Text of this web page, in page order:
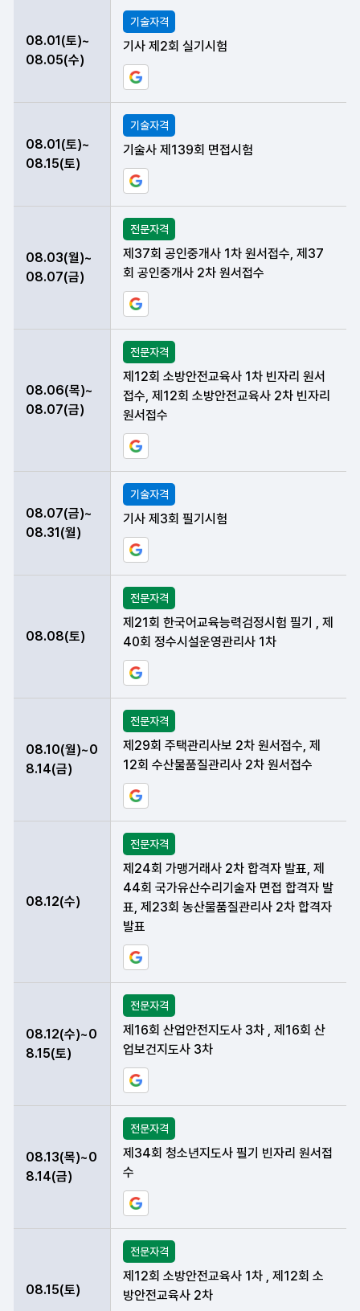
08.01(토)~
08.05(수)
기술자격
기사 제2회 실기시험
구글 일정에 현재 데이터 등록하기
08.01(토)~
08.15(토)
기술자격
기술사 제139회 면접시험
구글 일정에 현재 데이터 등록하기
08.03(월)~
08.07(금)
전문자격
제37회 공인중개사 1차 원서접수, 제37
회 공인중개사 2차 원서접수
구글 일정에 현재 데이터 등록하기
08.06(목)~
08.07(금)
전문자격
제12회 소방안전교육사 1차 빈자리 원서
접수, 제12회 소방안전교육사 2차 빈자리
원서접수
구글 일정에 현재 데이터 등록하기
08.07(금)~
08.31(월)
기술자격
기사 제3회 필기시험
구글 일정에 현재 데이터 등록하기
08.08(토)
전문자격
제21회 한국어교육능력검정시험 필기 , 제
40회 정수시설운영관리사 1차
구글 일정에 현재 데이터 등록하기
08.10(월)~0
8.14(금)
전문자격
제29회 주택관리사보 2차 원서접수, 제
12회 수산물품질관리사 2차 원서접수
구글 일정에 현재 데이터 등록하기
08.12(수)
전문자격
제24회 가맹거래사 2차 합격자 발표, 제
44회 국가유산수리기술자 면접 합격자 발
표, 제23회 농산물품질관리사 2차 합격자
발표
구글 일정에 현재 데이터 등록하기
08.12(수)~0
8.15(토)
전문자격
제16회 산업안전지도사 3차 , 제16회 산
업보건지도사 3차
구글 일정에 현재 데이터 등록하기
08.13(목)~0
8.14(금)
전문자격
제34회 청소년지도사 필기 빈자리 원서접
수
구글 일정에 현재 데이터 등록하기
08.15(토)
전문자격
제12회 소방안전교육사 1차 , 제12회 소
방안전교육사 2차